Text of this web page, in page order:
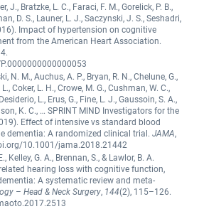
J., Bratzke, L. C., Faraci, F. M., Gorelick, P. B.,
D. S., Launer, L. J., Saczynski, J. S., Seshadri,
Impact of hypertension on cognitive
from the American Heart Association.
N. M., Auchus, A. P., Bryan, R. N., Chelune, G.,
Coker, L. H., Crowe, M. G., Cushman, W. C.,
L., Erus, G., Fine, L. J., Gaussoin, S. A.,
K. C., … SPRINT MIND Investigators for the
Effect of intensive vs standard blood
dementia: A randomized clinical trial. JAMA,
10.1001/jama.2018.21442
Kelley, G. A., Brennan, S., & Lawlor, B. A.
hearing loss with cognitive function,
A systematic review and meta-
– Head & Neck Surgery, 144(2), 115–126.